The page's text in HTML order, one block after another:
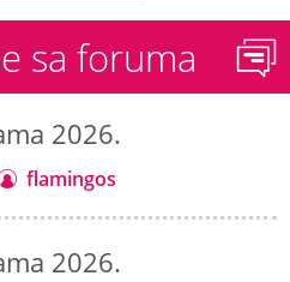
sa foruma
2026.
flamingos
2026.